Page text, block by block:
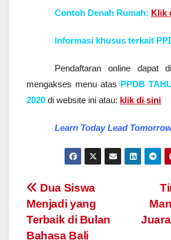
Contoh Denah Rumah: Klik
Informasi khusus terkait
Pendaftaran online dapat
mengakses menu atas PPDB
2020 di website ini atau: klik di sini
Learn Today Lead
Navigasi
pos
Dua Siswa
Menjadi yang
Terbaik di Bulan
Bahasa Bali